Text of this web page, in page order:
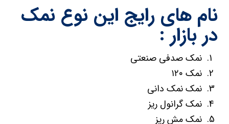
نام های رایج این نوع نمک
در بازار :
نمک صدفی صنعتی
نمک ۱۲۰
نمک نمک دانی
نمک گرانول ریز
نمک مش ریز